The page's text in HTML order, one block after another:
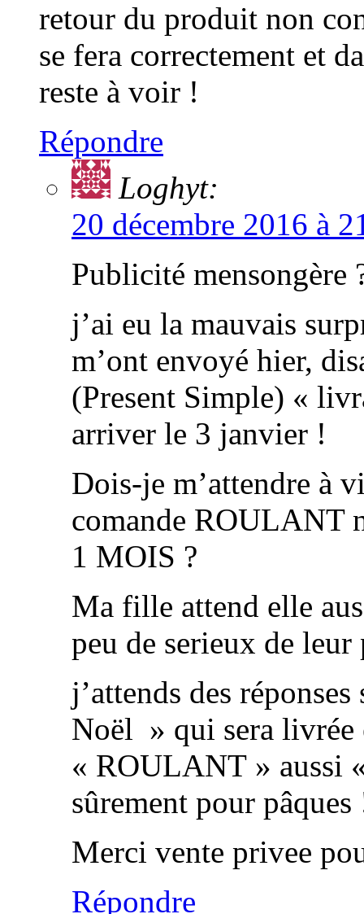
retour du produit non
se fera correctement et
reste à voir !
Répondre
Loghyt:
20 décembre 2016 à
Publicité mensongère
j’ai eu la mauvais
m’ont envoyé hier,
(Present Simple) «
arriver le 3 janvier !
Dois-je m’attendre à
comande ROULANT
1 MOIS ?
Ma fille attend elle
peu de serieux de leur
j’attends des
Noël » qui sera livrée
« ROULANT » aussi
sûrement pour pâques
Merci vente privee
Répondre